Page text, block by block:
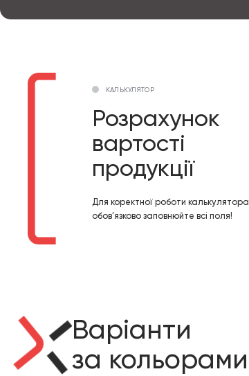
КАЛЬКУЛЯТОР
Розрахунок
вартості
продукції
Для коректної роботи калькулятора
обов’язково заповнюйте всі поля!
Варіанти
за кольорами